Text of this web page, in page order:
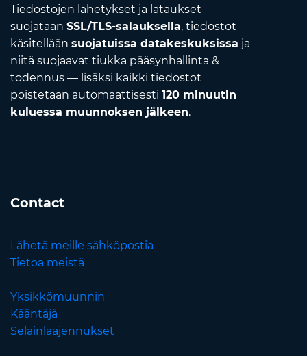
Tiedostojen lähetykset ja lataukset
suojataan SSL/TLS-salauksella, tiedostot
käsitellään suojatuissa datakeskuksissa ja
niitä suojaavat tiukka pääsynhallinta &
todennus — lisäksi kaikki tiedostot
poistetaan automaattisesti 120 minuutin
kuluessa muunnoksen jälkeen.
Contact
Lähetä meille sähköpostia
Tietoa meistä
Yksikkömuunnin
Kääntäjä
Selainlaajennukset